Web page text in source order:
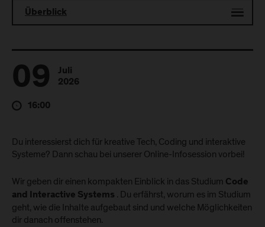
Überblick
09
Juli
2026
16:00
Du interessierst dich für kreative Tech, Coding und interaktive
Systeme? Dann schau bei unserer Online-Infosession vorbei!
Wir geben dir einen kompakten Einblick in das Studium Code
and Interactive Systems . Du erfährst, worum es im Studium
geht, wie die Inhalte aufgebaut sind und welche Möglichkeiten
dir danach offenstehen.